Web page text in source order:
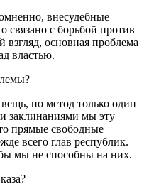
внесудебные
связано с борьбой против
основная проблема
властью.
но метод только один
заклинаниями мы эту
прямые свободные
всего глав республик.
мы не способны на них.